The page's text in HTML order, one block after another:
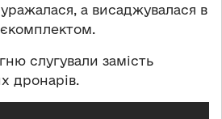
а висаджувалася в
слугували замість
дронарів.